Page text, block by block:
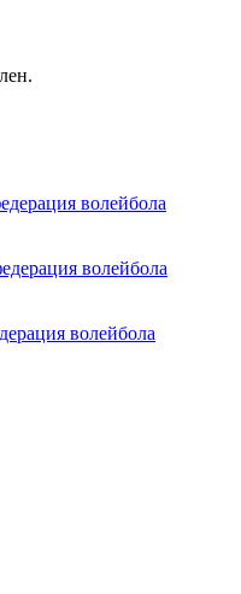
волейбола
волейбола
волейбола